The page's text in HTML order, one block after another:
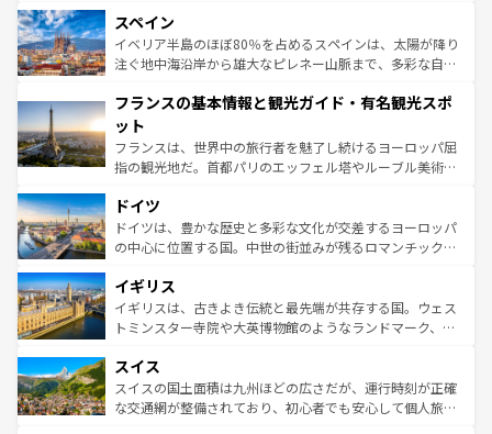
ろん、トスカーナの美しい田園風景やアマルフィ海岸の絶
景など、自然景観も見逃せない。観光の合間には、本場の
ピザやパスタなど、絶品のイタリア料理を堪能することも
ませてくれるイタリアで、忘れられない旅をしてみよう！
なお、新着のイタリア情報は
しい。
スペイン
イベリア半島のほぼ80％を占めるスペインは、太陽が降り
注ぐ地中海沿岸から雄大なピレネー山脈まで、多彩な自然
文化が根付くこの国では、情熱的なフラメンコ、熱気あふ
れる闘牛、そして美味しいタパスが生活の一部となってい
る。首都マドリードの洗練された雰囲気や、バルセロナの
アートに溢れた街角から、地方では古代ローマ遺跡や中世
せる。地方によって風土や気候が異なるスペインはその個
性で訪れる人を魅了する。 なお、新着のスペイン情報は コ
ンテンツ一覧を参照してほしい。
フランスの基本情報と観光ガイド・有名観光スポ
ット
フランスは、世界中の旅行者を魅了し続けるヨーロッパ屈
指の観光地だ。首都パリのエッフェル塔やルーブル美術館
で、幅広い魅力が詰まっている。華麗な宮殿、歴史的な大
聖堂、美しいビーチ、そして豊かな自然が、訪れる者を心
から魅了する。また、フランスは美食の国としても知ら
いる。シャンパンの発祥地であるランス、プロヴァンスの
香り高いラベンダー畑など、多彩な楽しみ方が可能だ。さ
らに、パリ以外の地域にも魅力が溢れており、どの街角に
れる地方に足を運ぶとそれぞれで全く異なる文化を体験で
きるだろう。 なお、新着のフランス情報はコンテンツ一覧
を参照してほしい。
ドイツ
ドイツは、豊かな歴史と多彩な文化が交差するヨーロッパ
の中心に位置する国。中世の街並みが残るロマンチック街
顔を持つこの国は、どこを歩いても飽きることがない。ベ
ルリンの文化的活気、バイエルン州のアルプスの絶景、そ
してライン川沿いのワイン畑といった風景は必見。ビール
は、お酒好きな人にはぜひ体験してほしい。 なお、新着の
ドイツ情報はコンテンツ一覧を参照してほしい。
イギリス
イギリスは、古きよき伝統と最先端が共存する国。ウェス
トミンスター寺院や大英博物館のようなランドマーク、歴
リアごとに異なる魅力がある。また、優雅なアフタヌーン
ティー、ビール好きにはたまらない英国パブ、サッカー観
戦など、本場だからこそできる体験も豊富。イギリスを旅
スイス
スイスの国土面積は九州ほどの広さだが、運行時刻が正確
な交通網が整備されており、初心者でも安心して個人旅行